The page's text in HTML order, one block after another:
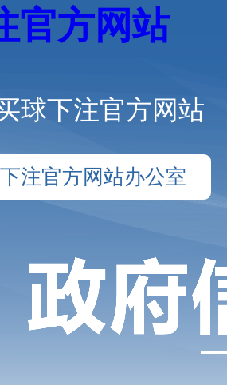
官方网站
球下注官方网站
注官方网站办公室